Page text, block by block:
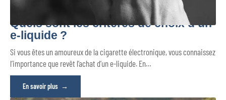
Quels sont les critères de choix d’un
e-liquide ?
Si vous êtes un amoureux de la cigarette électronique, vous connaissez
l’importance que revêt l’achat d’un e-liquide. En…
En savoir plus